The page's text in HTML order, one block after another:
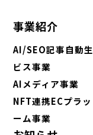
事業紹介
AI/SEO記事自動
ビス事業
AIメディア事業
NFT連携ECプラ
ーム事業